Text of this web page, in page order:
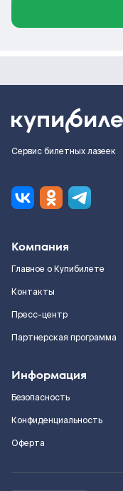
Сервис билетных лазеек
Компания
Главное о Купибилете
Контакты
Пресс-центр
Партнерская программа
Информация
Безопасность
Конфиденциальность
Оферта